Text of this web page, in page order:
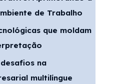
de Trabalho
que moldam
na
multilíngue